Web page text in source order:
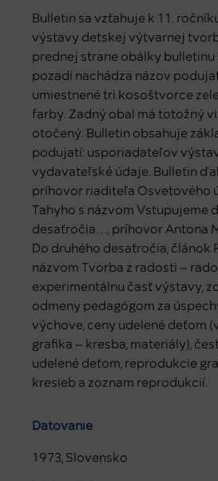
Bulletin sa vzťahuje k 11.
výstavy detskej výtvarnej
prednej strane obálky bulletinu
pozadí nachádza názov
umiestnené tri kosoštvorce
farby. Zadný obal má totožný
otočený. Bulletin obsahuje
podujatí: usporiadateľov
vydavateľské údaje. Bulletin
príhovor riaditeľa Osvetového
Tahyho s názvom Vstupujeme
desaťročia…, príhovor Antona
Do druhého desaťročia, článok
názvom Tvorba z radosti –
experimentálnu časť výstavy,
odmeny pedagógom za
výchove, ceny udelené deťom
grafika – kresba, materiály),
udelené deťom, reprodukcie
kresieb a zoznam reprodukcií.
Datovanie
1973, Slovensko